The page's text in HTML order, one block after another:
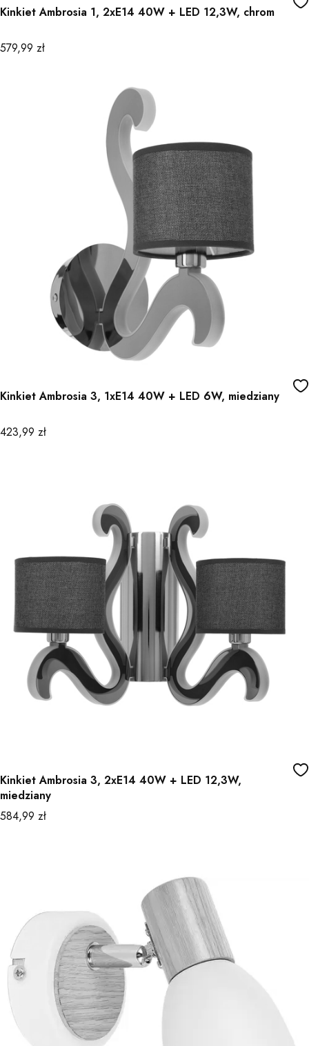
Kinkiet Ambrosia 1, 2xE14 40W + LED 12,3W, chrom
Cena
579,99 zł
Kinkiet Ambrosia 3, 1xE14 40W + LED 6W, miedziany
Cena
423,99 zł
Kinkiet Ambrosia 3, 2xE14 40W + LED 12,3W,
miedziany
Cena
584,99 zł